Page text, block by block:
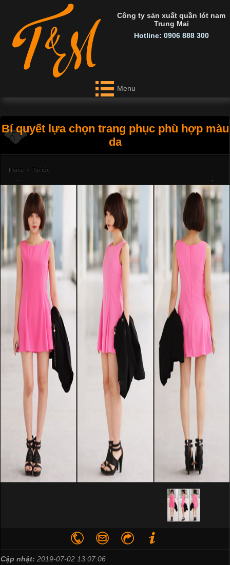
Công ty sản xuất quần lót nam
Trung Mai
Hotline: 0906 888 300
Menu
Bí quyết lựa chọn trang phục phù hợp màu
da
Home › Tin tức
Cập nhật: 2019-07-02 13:07:06